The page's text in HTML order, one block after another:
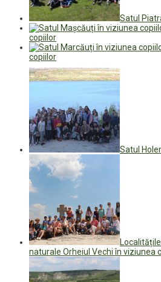
Satul
copiilor
copiilor
Satul
naturale Orheiul Vechi în viziunea